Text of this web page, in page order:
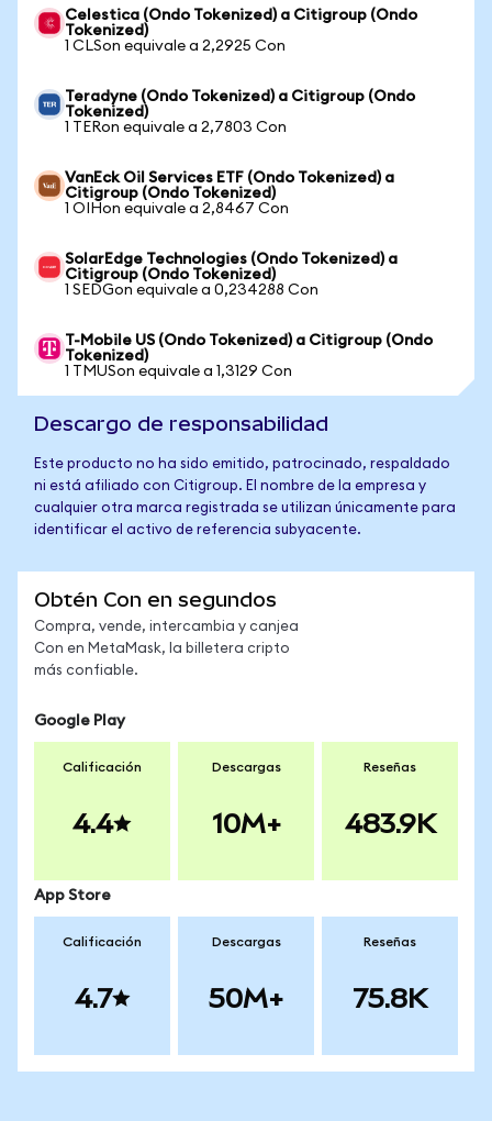
Celestica (Ondo Tokenized) a Citigroup (Ondo
Tokenized)
1 CLSon equivale a 2,2925 Con
Teradyne (Ondo Tokenized) a Citigroup (Ondo
Tokenized)
1 TERon equivale a 2,7803 Con
VanEck Oil Services ETF (Ondo Tokenized) a
Citigroup (Ondo Tokenized)
1 OIHon equivale a 2,8467 Con
SolarEdge Technologies (Ondo Tokenized) a
Citigroup (Ondo Tokenized)
1 SEDGon equivale a 0,234288 Con
T-Mobile US (Ondo Tokenized) a Citigroup (Ondo
Tokenized)
1 TMUSon equivale a 1,3129 Con
Descargo de responsabilidad
Este producto no ha sido emitido, patrocinado, respaldado
ni está afiliado con Citigroup. El nombre de la empresa y
cualquier otra marca registrada se utilizan únicamente para
identificar el activo de referencia subyacente.
Obtén Con en segundos
Compra, vende, intercambia y canjea
Con en MetaMask, la billetera cripto
más confiable.
Google Play
Calificación
4.4
Descargas
10M+
Reseñas
483.9K
App Store
Calificación
4.7
Descargas
50M+
Reseñas
75.8K